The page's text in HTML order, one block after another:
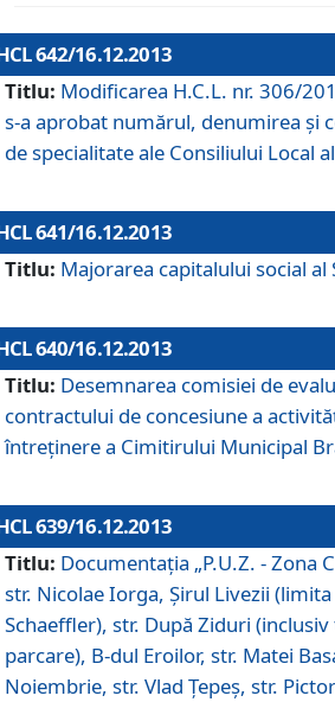
642/16.12.2013
Titlu: Modificarea H.C.L. nr. 306/
s-a aprobat numărul, denumirea şi
de specialitate ale Consiliului Local
641/16.12.2013
Titlu: Majorarea capitalului social al
640/16.12.2013
Titlu: Desemnarea comisiei de
contractului de concesiune a
întreţinere a Cimitirului Municipal
639/16.12.2013
Titlu: Documentaţia „P.U.Z. - Zona
str. Nicolae Iorga, Şirul Livezii
Schaeffler), str. După Ziduri
parcare), B-dul Eroilor, str. Matei
Noiembrie, str. Vlad Ţepeş, str.